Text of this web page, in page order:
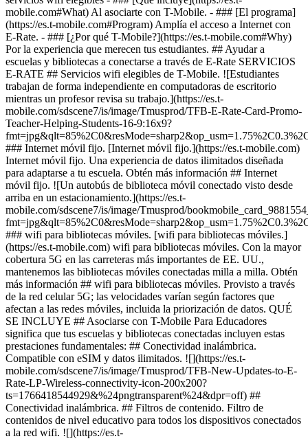
mobile.com#What) Al asociarte con T-Mobile. - ### [El programa]
(https://es.t-mobile.com#Program) Amplía el acceso a Internet con
E-Rate. - ### [¿Por qué T-Mobile?](https://es.t-mobile.com#Why)
Por la experiencia que merecen tus estudiantes. ## Ayudar a
escuelas y bibliotecas a conectarse a través de E-Rate SERVICIOS
E-RATE ## Servicios wifi elegibles de T-Mobile. ![Estudiantes
trabajan de forma independiente en computadoras de escritorio
mientras un profesor revisa su trabajo.](https://es.t-
mobile.com/sdscene7/is/image/Tmusprod/TFB-E-Rate-Card-Promo-
Teacher-Helping-Students-16-9:16x9?
### Internet móvil fijo. [Internet móvil fijo.](https://es.t-mobile.com)
Internet móvil fijo. Una experiencia de datos ilimitados diseñada
para adaptarse a tu escuela. Obtén más información ## Internet
móvil fijo. ![Un autobús de biblioteca móvil conectado visto desde
arriba en un estacionamiento.](https://es.t-
mobile.com/sdscene7/is/image/Tmusprod/
### wifi para bibliotecas móviles. [wifi para bibliotecas móviles.]
(https://es.t-mobile.com) wifi para bibliotecas móviles. Con la mayor
cobertura 5G en las carreteras más importantes de EE. UU.,
mantenemos las bibliotecas móviles conectadas milla a milla. Obtén
más información ## wifi para bibliotecas móviles. Provisto a través
de la red celular 5G; las velocidades varían según factores que
afectan a las redes móviles, incluida la priorización de datos. QUÉ
SE INCLUYE ## Asociarse con T-Mobile Para Educadores
significa que tus escuelas y bibliotecas conectadas incluyen estas
prestaciones fundamentales: ## Conectividad inalámbrica.
Compatible con eSIM y datos ilimitados. ![](https://es.t-
mobile.com/sdscene7/is/image/Tmusprod/TFB-New-Updates-to-E-
Rate-LP-Wireless-connectivity-icon-200x200?
ts=1766418544929&%24pngtransparent%24&dpr=off) ##
Conectividad inalámbrica. ## Filtros de contenido. Filtro de
contenidos de nivel educativo para todos los dispositivos conectados
a la red wifi. ![](https://es.t-